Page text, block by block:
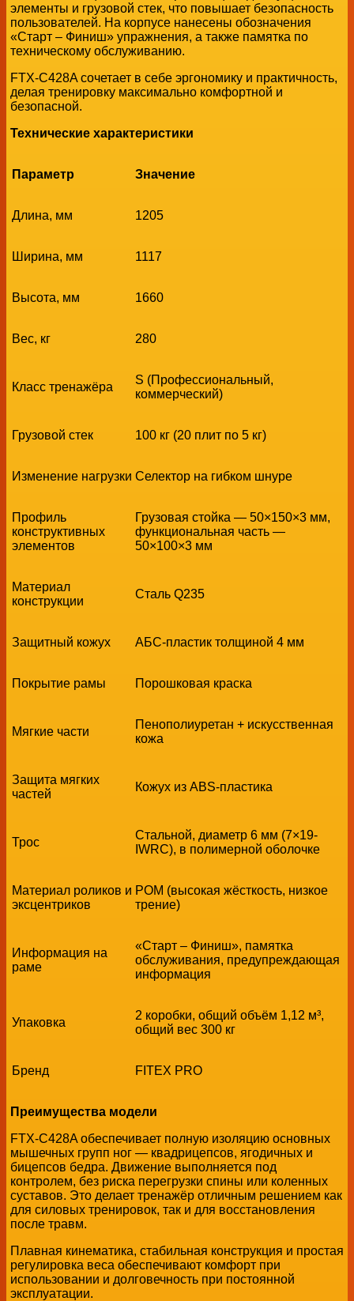
элементы и грузовой стек, что повышает безопасность
пользователей. На корпусе нанесены обозначения
«Старт – Финиш» упражнения, а также памятка по
техническому обслуживанию.
FTX-C428A сочетает в себе эргономику и практичность,
делая тренировку максимально комфортной и
безопасной.
Технические характеристики
Параметр Значение
Длина, мм 1205
Ширина, мм 1117
Высота, мм 1660
Вес, кг 280
Класс тренажёра
S (Профессиональный,
коммерческий)
Грузовой стек 100 кг (20 плит по 5 кг)
Изменение нагрузки Селектор на гибком шнуре
Профиль
конструктивных
элементов
Грузовая стойка — 50×150×3 мм,
функциональная часть —
50×100×3 мм
Материал
конструкции
Сталь Q235
Защитный кожух АБС-пластик толщиной 4 мм
Покрытие рамы Порошковая краска
Мягкие части
Пенополиуретан + искусственная
кожа
Защита мягких
частей
Кожух из ABS-пластика
Трос
Стальной, диаметр 6 мм (7×19-
IWRC), в полимерной оболочке
Материал роликов и
эксцентриков
POM (высокая жёсткость, низкое
трение)
Информация на
раме
«Старт – Финиш», памятка
обслуживания, предупреждающая
информация
Упаковка
2 коробки, общий объём 1,12 м³,
общий вес 300 кг
Бренд FITEX PRO
Преимущества модели
FTX-C428A обеспечивает полную изоляцию основных
мышечных групп ног — квадрицепсов, ягодичных и
бицепсов бедра. Движение выполняется под
контролем, без риска перегрузки спины или коленных
суставов. Это делает тренажёр отличным решением как
для силовых тренировок, так и для восстановления
после травм.
Плавная кинематика, стабильная конструкция и простая
регулировка веса обеспечивают комфорт при
использовании и долговечность при постоянной
эксплуатации.